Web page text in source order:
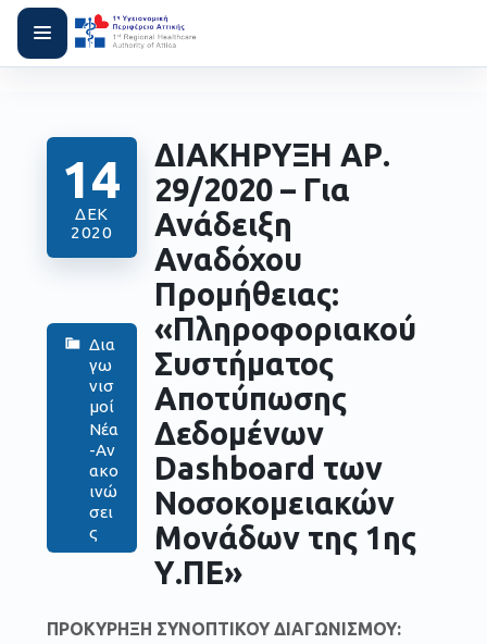
14
ΔΕΚ
2020
Δια
γω
νισ
μοί
Νέα
-Αν
ακο
ινώ
σει
ς
ΔΙΑΚΗΡΥΞΗ ΑΡ.
29/2020 – Για
Ανάδειξη
Αναδόχου
Προμήθειας:
«Πληροφοριακού
Συστήματος
Αποτύπωσης
Δεδομένων
Dashboard των
Νοσοκομειακών
Μονάδων της 1ης
Υ.ΠΕ»
ΠΡΟΚΥΡΗΞΗ ΣΥΝΟΠΤΙΚΟΥ ΔΙΑΓΩΝΙΣΜΟΥ: